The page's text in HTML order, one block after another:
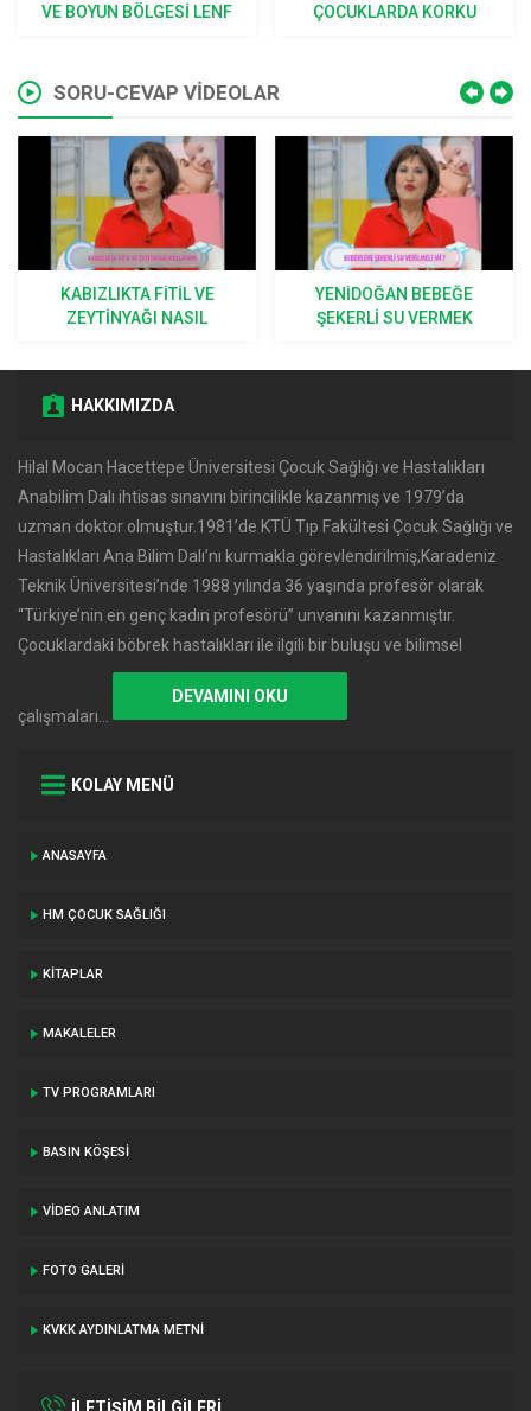
ÇOCUKLARDA KORKU
VE SOKMALARI
SORU-CEVAP VİDEOLAR
YENIDOĞAN BEBEĞE
ŞEKERLI SU VERMEK
BEBEKLERDE HANGI
KUSMALAR NORMAL KABUL
HAKKIMIZDA
Hilal Mocan Hacettepe Üniversitesi Çocuk Sağlığı ve Hastalıkları
Anabilim Dalı ihtisas sınavını birincilikle kazanmış ve 1979’da
uzman doktor olmuştur.1981’de KTÜ Tıp Fakültesi Çocuk Sağlığı ve
Hastalıkları Ana Bilim Dalı’nı kurmakla görevlendirilmiş,Karadeniz
Teknik Üniversitesi’nde 1988 yılında 36 yaşında profesör olarak
‘‘Türkiye’nin en genç kadın profesörü’’ unvanını kazanmıştır.
Çocuklardaki böbrek hastalıkları ile ilgili bir buluşu ve bilimsel
çalışmaları…
DEVAMINI OKU
KOLAY MENÜ
ANASAYFA
HM ÇOCUK SAĞLIĞI
KITAPLAR
MAKALELER
TV PROGRAMLARI
BASIN KÖŞESI
VIDEO ANLATIM
FOTO GALERI
KVKK AYDINLATMA METNI